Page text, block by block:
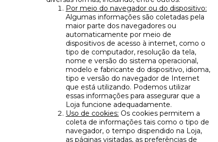
Por meio do navegador ou do dispositivo:
Algumas informações são coletadas pela
maior parte dos navegadores ou
automaticamente por meio de
dispositivos de acesso à internet, como o
tipo de computador, resolução da tela,
nome e versão do sistema operacional,
modelo e fabricante do dispositivo, idioma,
tipo e versão do navegador de Internet
que está utilizando. Podemos utilizar
essas informações para assegurar que a
Loja funcione adequadamente.
Uso de cookies: Os cookies permitem a
coleta de informações tais como o tipo de
navegador, o tempo dispendido na Loja,
as páginas visitadas, as preferências de